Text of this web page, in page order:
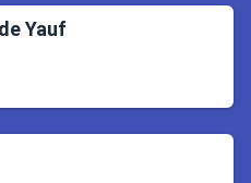
Yauf